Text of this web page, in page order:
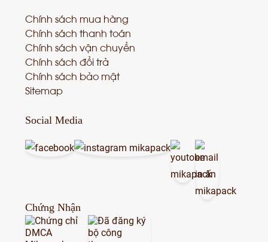
Chính sách mua hàng
Chính sách thanh toán
Chính sách vận chuyển
Chính sách đổi trả
Chính sách bảo mật
Sitemap
Social Media
Chứng Nhận